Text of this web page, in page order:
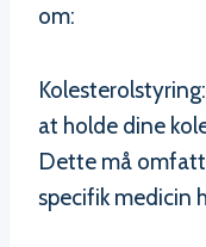
om:
at holde dine
Dette må
specifik medicin